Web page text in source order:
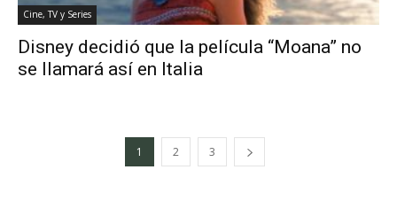
Cine, TV y Series
Disney decidió que la película “Moana” no
se llamará así en Italia
1 2 3